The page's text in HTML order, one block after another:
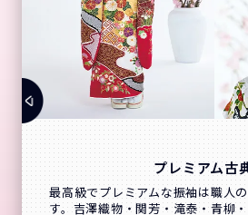
プレミアム古
最高級でプレミアムな振袖は職人
す。吉澤織物・関芳・滝泰・青柳